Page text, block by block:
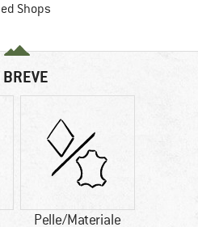
Shops
BREVE
Pelle/Materiale